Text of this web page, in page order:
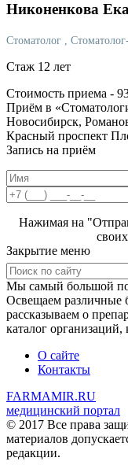
Никоненкова
Стоматолог ,
Стаж 12 лет
Стоимость приема -
Приём в
Новосибирск,
Красный проспект
Запись на приём
Нажимая на
Закрытие меню
Мы самый большой
Освещаем различные
рассказываем о
каталог
О сайте
Контакты
FARMAMIR.RU
медицинский портал
© 2017 Все права
материалов
редакции.